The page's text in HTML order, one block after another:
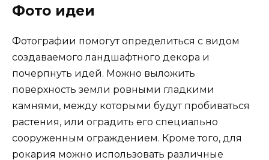
Фото идеи
Фотографии помогут определиться с видом
создаваемого ландшафтного декора и
почерпнуть идей. Можно выложить
поверхность земли ровными гладкими
камнями, между которыми будут пробиваться
растения, или оградить его специально
сооруженным ограждением. Кроме того, для
рокария можно использовать различные